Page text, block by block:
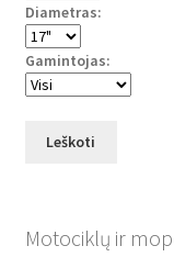
Diametras:
Gamintojas:
Leškoti
Motociklų ir